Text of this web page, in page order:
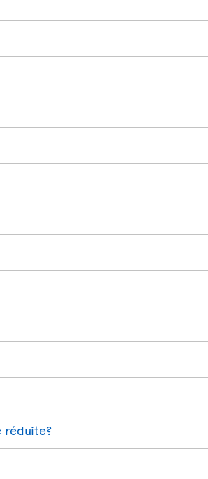
réduite?